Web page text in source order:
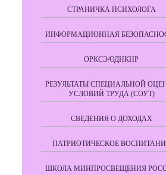
СТРАНИЧКА ПСИХОЛОГА
ИНФОРМАЦИОННАЯ
ОРКСЭ/ОДНКНР
РЕЗУЛЬТАТЫ СПЕЦИАЛЬНОЙ
УСЛОВИЙ ТРУДА (СОУТ)
СВЕДЕНИЯ О ДОХОДАХ
ПАТРИОТИЧЕСКОЕ
ШКОЛА МИНПРОСВЕЩЕНИЯ